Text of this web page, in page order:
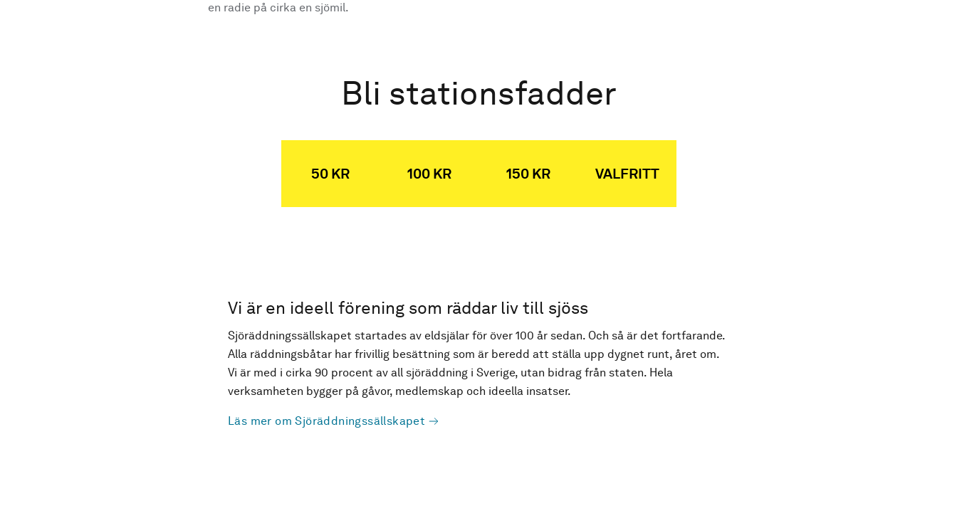
en radie på cirka en sjömil.
Bli stationsfadder
50 KR 100 KR 150 KR VALFRITT
Vi är en ideell förening som räddar liv till sjöss
Sjöräddningssällskapet startades av eldsjälar för över 100 år sedan. Och så är det fortfarande.
Alla räddningsbåtar har frivillig besättning som är beredd att ställa upp dygnet runt, året om.
Vi är med i cirka 90 procent av all sjöräddning i Sverige, utan bidrag från staten. Hela
verksamheten bygger på gåvor, medlemskap och ideella insatser.
Läs mer om Sjöräddningssällskapet